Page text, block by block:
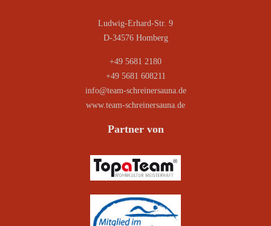
Ludwig-Erhard-Str. 9
D-34576 Homberg
+49 5681 2180
+49 5681 608211
info@team-schreinersauna.de
www.team-schreinersauna.de
Partner von